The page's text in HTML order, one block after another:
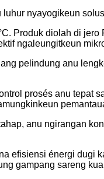
nyayogikeun
Produk diolah di
ngaleungitkeun
pelindung anu
prosés anu tepat
anu ngirangan
efisiensi énergi
gampang sareng